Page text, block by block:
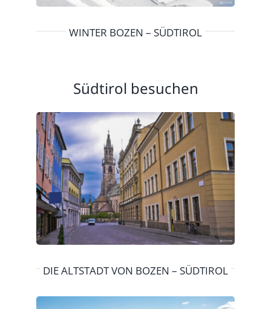
WINTER BOZEN – SÜDTIROL
Südtirol besuchen
DIE ALTSTADT VON BOZEN – SÜDTIROL